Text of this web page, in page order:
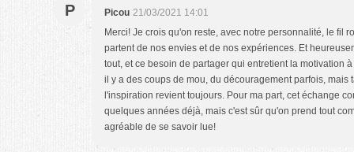
P Picou 21/03/2021 14:01
Merci! Je crois qu'on reste, avec notre personnalité, le fil
partent de nos envies et de nos expériences. Et
tout, et ce besoin de partager qui entretient la motivation
il y a des coups de mou, du découragement parfois, mais
l'inspiration revient toujours. Pour ma part, cet échange
quelques années déjà, mais c'est sûr qu'on prend tout
agréable de se savoir lue!